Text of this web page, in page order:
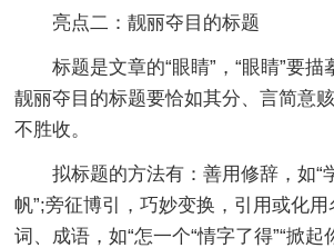
亮点二：靓丽夺目的标题
标题是文章的“眼睛”，“眼睛”要描
靓丽夺目的标题要恰如其分、言简意
不胜收。
拟标题的方法有：善用修辞，如“
帆”;旁征博引，巧妙变换，引用或化
词、成语，如“怎一个“情字了得”“掀起